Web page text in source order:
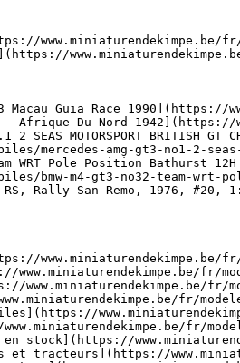
www.miniaturendekimpe.be/
Macau Guia Race 1990](https://
- Afrique Du Nord 1942](https://
2 SEAS MOTORSPORT
mercedes-amg-gt3-no1-2-
WRT Pole Position
bmw-m4-gt3-no32-team-
Rally San Remo, 1976,
www.miniaturendekimpe.be/